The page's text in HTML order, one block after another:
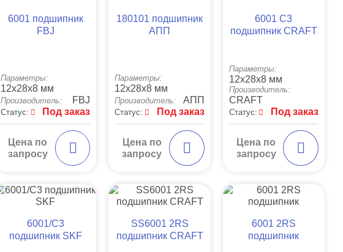
6001 подшипник
FBJ
Параметры:
12x28x8 мм
Производитель: FBJ
Статус: Под заказ
Цена по
запросу
180101 подшипник
АПП
Параметры:
12x28x8 мм
Производитель: АПП
Статус: Под заказ
Цена по
запросу
6001 C3
подшипник CRAFT
Параметры:
12x28x8 мм
Производитель:
CRAFT
Статус: Под заказ
Цена по
запросу
6001/C3
подшипник SKF
SS6001 2RS
подшипник CRAFT
6001 2RS
подшипник